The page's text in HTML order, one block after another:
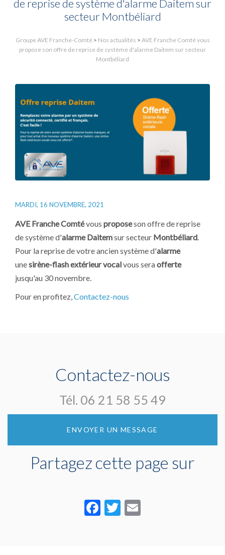
de reprise de système d'alarme Daitem sur
secteur Montbéliard
Groupe AVE Franche-Comté> Nos actualités > AVE Franche Comté vous
propose son offre de reprise de système d'alarme Daitem sur secteur
Montbéliard
MARDI, 16 NOVEMBRE, 2021
AVE Franche Comtévous proposeson offre de reprise
de système d'alarme Daitemsur secteur Montbéliard.
Pour la reprise de votre ancien système d'alarme
unesirène-flash extérieur vocalvous seraofferte
jusqu'au 30 novembre.
Pour en profitez,Contactez-nous
Contactez-nous
Tél. 06 21 58 55 49
ENVOYER UN MESSAGE
Partagez cette page sur
Facebook
Twitter